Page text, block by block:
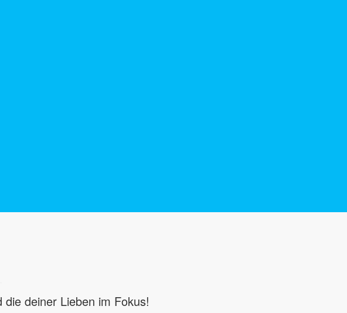
deiner Lieben im Fokus!